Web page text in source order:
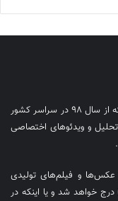
روزنامه فوتبالز، روزنامه ای ورزشی چاپ صبح است که از سال ۹۸ در سراسر کشور
و ویدئوهای اختصاصی
عکس‌ها و فیلم‌های تولیدی
درج خواهد شد و یا اینکه در